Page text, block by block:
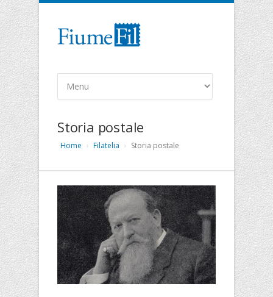
Storia postale
Home Filatelia Storia postale